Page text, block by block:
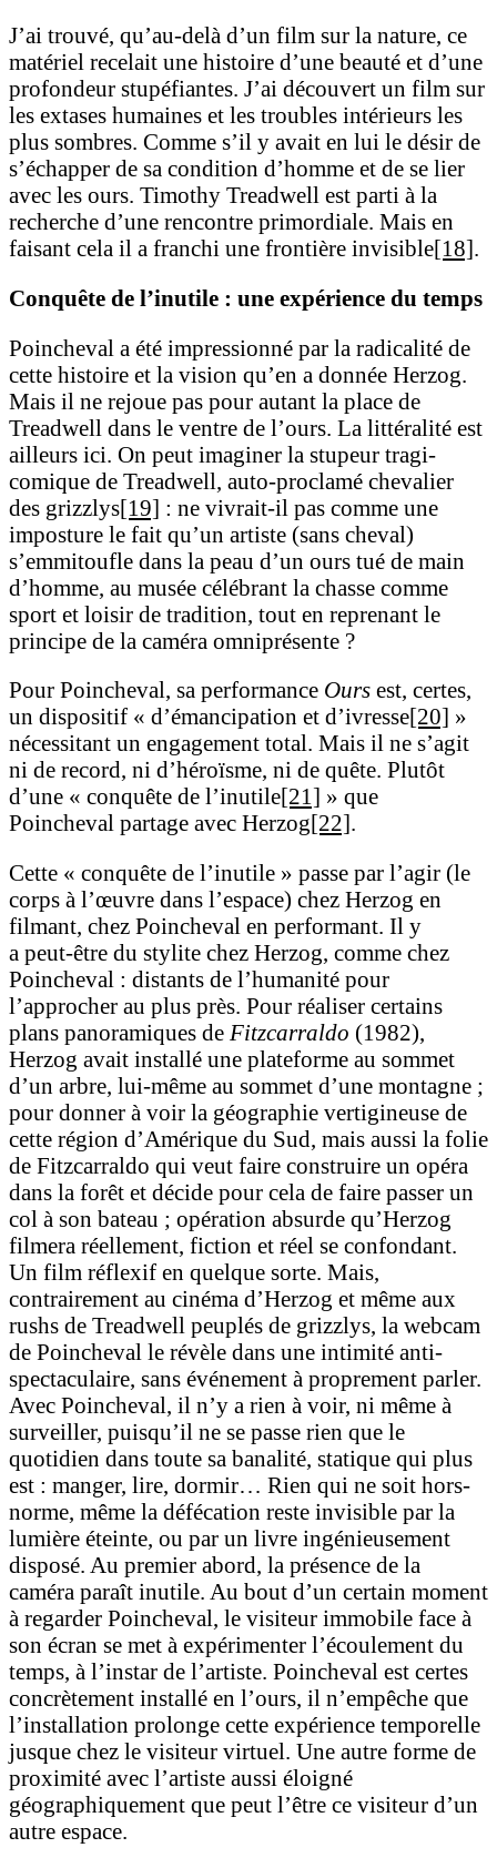
J’ai trouvé, qu’au-delà d’un film sur la nature, ce
matériel recelait une histoire d’une beauté et d’une
profondeur stupéfiantes. J’ai découvert un film sur
les extases humaines et les troubles intérieurs les
plus sombres. Comme s’il y avait en lui le désir de
s’échapper de sa condition d’homme et de se lier
avec les ours. Timothy Treadwell est parti à la
recherche d’une rencontre primordiale. Mais en
faisant cela il a franchi une frontière invisible[18].
Conquête de l’inutile : une expérience du temps
Poincheval a été impressionné par la radicalité de
cette histoire et la vision qu’en a donnée Herzog.
Mais il ne rejoue pas pour autant la place de
Treadwell dans le ventre de l’ours. La littéralité est
ailleurs ici. On peut imaginer la stupeur tragi-
comique de Treadwell, auto-proclamé chevalier
des grizzlys[19] : ne vivrait-il pas comme une
imposture le fait qu’un artiste (sans cheval)
s’emmitoufle dans la peau d’un ours tué de main
d’homme, au musée célébrant la chasse comme
sport et loisir de tradition, tout en reprenant le
principe de la caméra omniprésente ?
Pour Poincheval, sa performance Ours est, certes,
un dispositif « d’émancipation et d’ivresse[20] »
nécessitant un engagement total. Mais il ne s’agit
ni de record, ni d’héroïsme, ni de quête. Plutôt
d’une « conquête de l’inutile[21] » que
Poincheval partage avec Herzog[22].
Cette « conquête de l’inutile » passe par l’agir (le
corps à l’œuvre dans l’espace) chez Herzog en
filmant, chez Poincheval en performant. Il y
a peut-être du stylite chez Herzog, comme chez
Poincheval : distants de l’humanité pour
l’approcher au plus près. Pour réaliser certains
plans panoramiques de Fitzcarraldo (1982),
Herzog avait installé une plateforme au sommet
d’un arbre, lui-même au sommet d’une montagne ;
pour donner à voir la géographie vertigineuse de
cette région d’Amérique du Sud, mais aussi la folie
de Fitzcarraldo qui veut faire construire un opéra
dans la forêt et décide pour cela de faire passer un
col à son bateau ; opération absurde qu’Herzog
filmera réellement, fiction et réel se confondant.
Un film réflexif en quelque sorte. Mais,
contrairement au cinéma d’Herzog et même aux
rushs de Treadwell peuplés de grizzlys, la webcam
de Poincheval le révèle dans une intimité anti-
spectaculaire, sans événement à proprement parler.
Avec Poincheval, il n’y a rien à voir, ni même à
surveiller, puisqu’il ne se passe rien que le
quotidien dans toute sa banalité, statique qui plus
est : manger, lire, dormir… Rien qui ne soit hors-
norme, même la défécation reste invisible par la
lumière éteinte, ou par un livre ingénieusement
disposé. Au premier abord, la présence de la
caméra paraît inutile. Au bout d’un certain moment
à regarder Poincheval, le visiteur immobile face à
son écran se met à expérimenter l’écoulement du
temps, à l’instar de l’artiste. Poincheval est certes
concrètement installé en l’ours, il n’empêche que
l’installation prolonge cette expérience temporelle
jusque chez le visiteur virtuel. Une autre forme de
proximité avec l’artiste aussi éloigné
géographiquement que peut l’être ce visiteur d’un
autre espace.